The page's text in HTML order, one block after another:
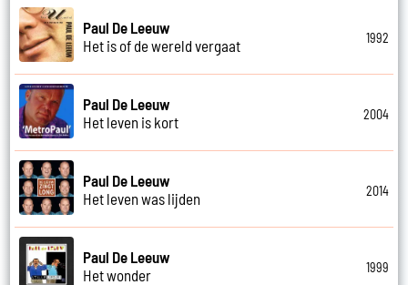
Paul De Leeuw
Het is of de wereld vergaat
1992
Paul De Leeuw
Het leven is kort
2004
Paul De Leeuw
Het leven was lijden
2014
Paul De Leeuw
Het wonder
1999